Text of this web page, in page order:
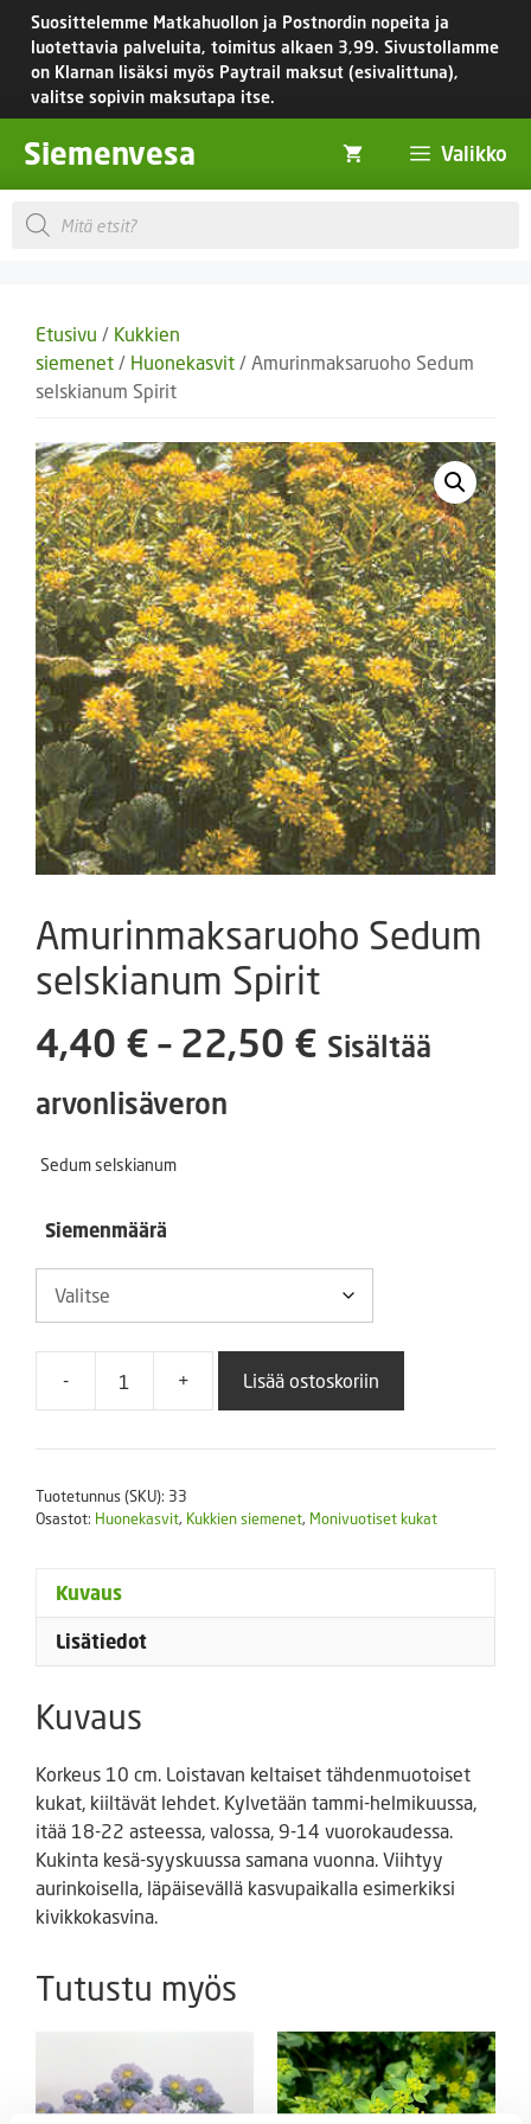
Siirry
sisältöön
Suosittelemme Matkahuollon ja Postnordin nopeita ja
luotettavia palveluita, toimitus alkaen 3,99. Sivustollamme
on Klarnan lisäksi myös Paytrail maksut (esivalittuna),
valitse sopivin maksutapa itse.
Siemenvesa Valikko
Products
search
Etusivu / Kukkien
siemenet / Huonekasvit / Amurinmaksaruoho Sedum
selskianum Spirit
Amurinmaksaruoho Sedum
selskianum Spirit
4,40 € – 22,50 € Sisältää
arvonlisäveron
Sedum selskianum
Siemenmäärä
-
Amurinmaksaruoho
selskianum
määrä
+ Lisää ostoskoriin
Tuotetunnus (SKU): 33
Osastot: Huonekasvit, Kukkien siemenet, Monivuotiset kukat
Kuvaus
Lisätiedot
Kuvaus
Korkeus 10 cm. Loistavan keltaiset tähdenmuotoiset
kukat, kiiltävät lehdet. Kylvetään tammi-helmikuussa,
itää 18-22 asteessa, valossa, 9-14 vuorokaudessa.
Kukinta kesä-syyskuussa samana vuonna. Viihtyy
aurinkoisella, läpäisevällä kasvupaikalla esimerkiksi
kivikkokasvina.
Tutustu myös